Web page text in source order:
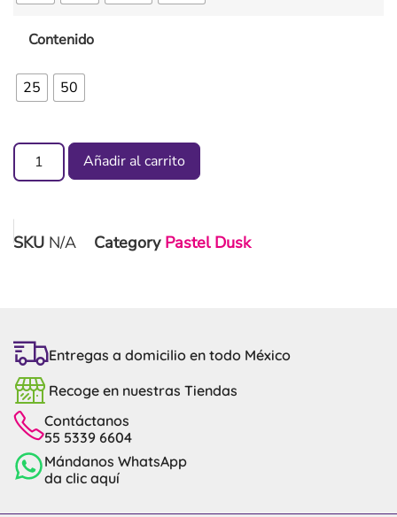
Contenido
25 50
Añadir al carrito
SKU N/A Category Pastel Dusk
Entregas a domicilio en todo México
Recoge en nuestras Tiendas
Contáctanos
55 5339 6604
Mándanos WhatsApp
da clic aquí